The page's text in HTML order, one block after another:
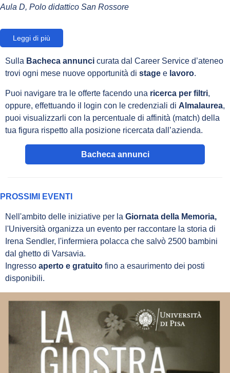
Aula D, Polo didattico San Rossore
Leggi di più
Sulla Bacheca annunci curata dal Career Service d’ateneo
trovi ogni mese nuove opportunità di stage e lavoro.
Puoi navigare tra le offerte facendo una ricerca per filtri,
oppure, effettuando il login con le credenziali di Almalaurea,
puoi visualizzarli con la percentuale di affinità (match) della
tua figura rispetto alla posizione ricercata dall’azienda.
Bacheca annunci
PROSSIMI EVENTI
Nell'ambito delle iniziative per la Giornata della Memoria,
l'Università organizza un evento per raccontare la storia di
Irena Sendler, l'infermiera polacca che salvò 2500 bambini
dal ghetto di Varsavia.
Ingresso aperto e gratuito fino a esaurimento dei posti
disponibili.